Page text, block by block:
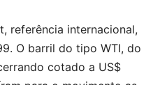
referência internacional,
O barril do tipo WTI, do
cotado a US$